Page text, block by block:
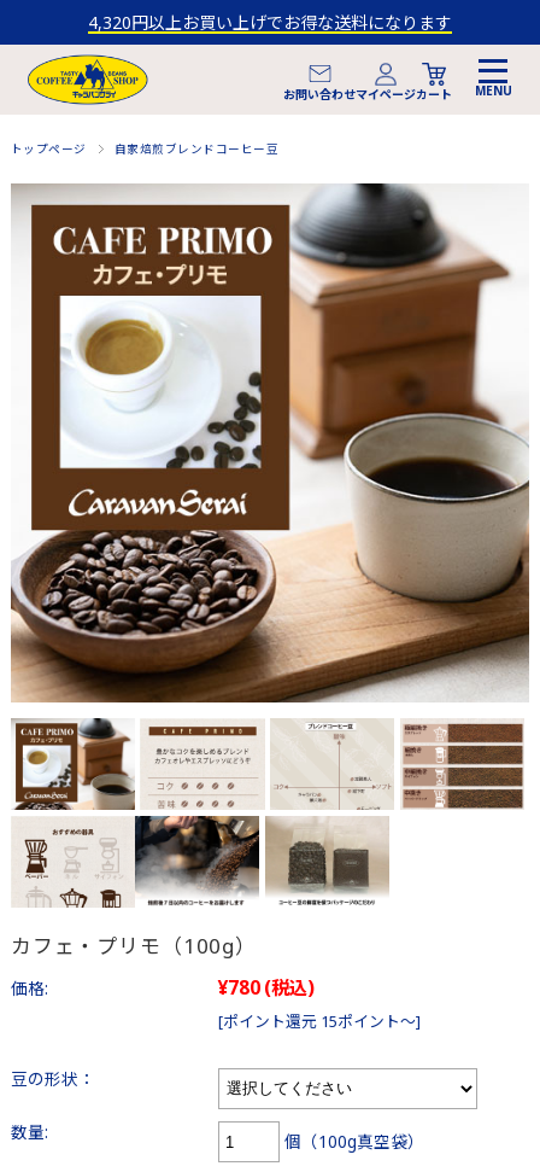
4,320円以上お買い上げでお得な送料になります
お問い合わせマイページカート
トップページ 自家焙煎ブレンドコーヒー豆
カフェ・プリモ（100g）
価格: ¥780(税込)
[ポイント還元 15ポイント～]
豆の形状：
数量: 個（100g真空袋）